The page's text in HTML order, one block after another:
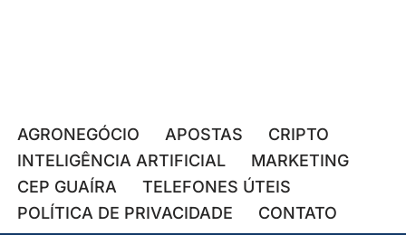
AGRONEGÓCIO APOSTAS
CRIPTO
INTELIGÊNCIA ARTIFICIAL
MARKETING
CEP GUAÍRA
TELEFONES ÚTEIS
POLÍTICA DE PRIVACIDADE
CONTATO